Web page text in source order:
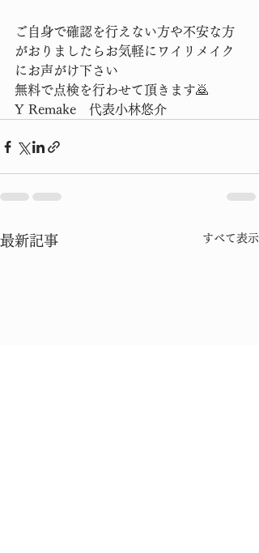
ご自身で確認を行えない方や不安な方
がおりましたらお気軽にワイリメイク
にお声がけ下さい
無料で点検を行わせて頂きます🙇
Y Remake　代表小林悠介
最新記事 すべて表示